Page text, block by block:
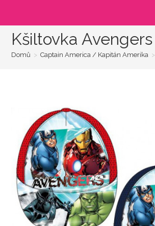
Kšiltovka Avengers
Domů > Captain America / Kapitán Amerika >